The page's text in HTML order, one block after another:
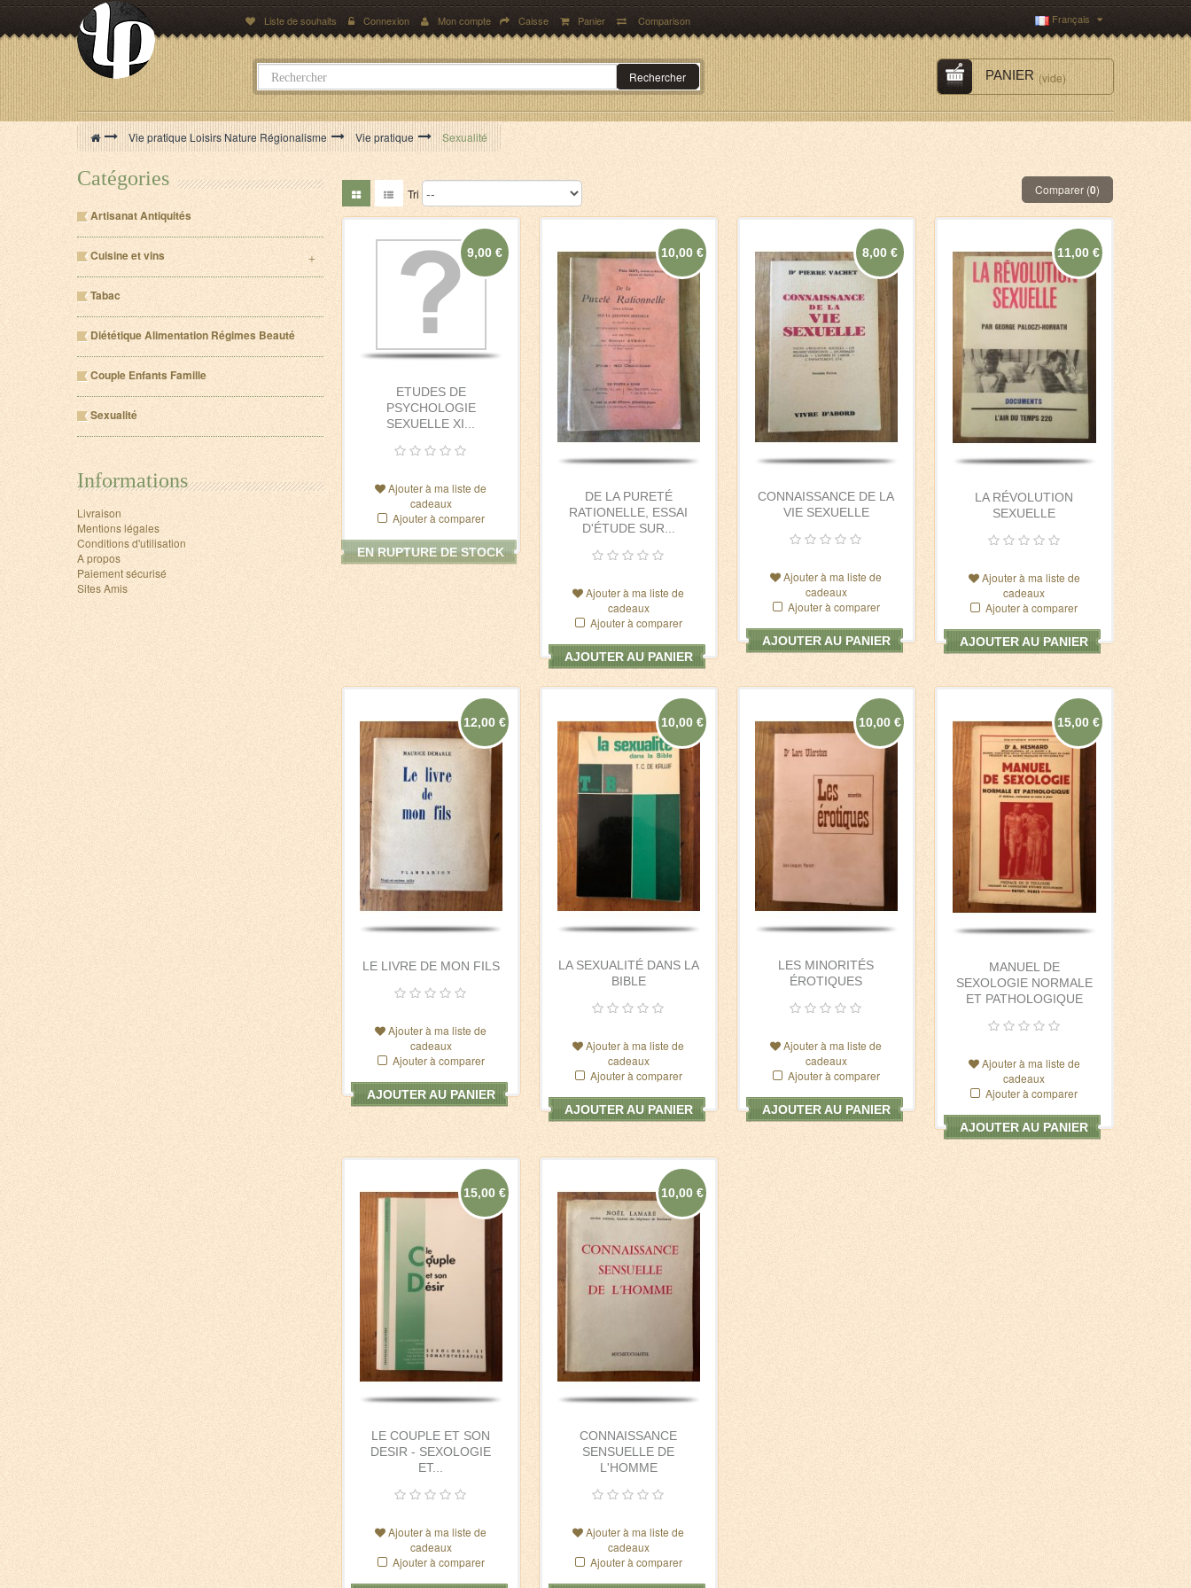
Français
Liste de souhaits Connexion Mon compte Caisse Panier Comparison
Rechercher PANIER (vide)
> Vie pratique Loisirs Nature Régionalisme > Vie pratique > Sexualité
Catégories
Artisanat Antiquités
Cuisine et vins
Tabac
Diététique Alimentation Régimes Beauté
Couple Enfants Famille
Sexualité
Informations
Livraison
Mentions légales
Conditions d'utilisation
A propos
Paiement sécurisé
Sites Amis
Tri Comparer (0)
ETUDES DE
PSYCHOLOGIE
SEXUELLE XI...
9,00 €
Ajouter à ma liste de
cadeaux
Ajouter à comparer
EN RUPTURE DE STOCK
DE LA PURETÉ
RATIONELLE, ESSAI
D'ÉTUDE SUR...
10,00 €
Ajouter à ma liste de
cadeaux
Ajouter à comparer
AJOUTER AU PANIER
CONNAISSANCE DE LA
VIE SEXUELLE
8,00 €
Ajouter à ma liste de
cadeaux
Ajouter à comparer
AJOUTER AU PANIER
LA RÉVOLUTION
SEXUELLE
11,00 €
Ajouter à ma liste de
cadeaux
Ajouter à comparer
AJOUTER AU PANIER
LE LIVRE DE MON FILS
12,00 €
Ajouter à ma liste de
cadeaux
Ajouter à comparer
AJOUTER AU PANIER
LA SEXUALITÉ DANS LA
BIBLE
10,00 €
Ajouter à ma liste de
cadeaux
Ajouter à comparer
AJOUTER AU PANIER
LES MINORITÉS
ÉROTIQUES
10,00 €
Ajouter à ma liste de
cadeaux
Ajouter à comparer
AJOUTER AU PANIER
MANUEL DE
SEXOLOGIE NORMALE
ET PATHOLOGIQUE
15,00 €
Ajouter à ma liste de
cadeaux
Ajouter à comparer
AJOUTER AU PANIER
LE COUPLE ET SON
DESIR - SEXOLOGIE
ET...
15,00 €
Ajouter à ma liste de
cadeaux
Ajouter à comparer
CONNAISSANCE
SENSUELLE DE
L'HOMME
10,00 €
Ajouter à ma liste de
cadeaux
Ajouter à comparer